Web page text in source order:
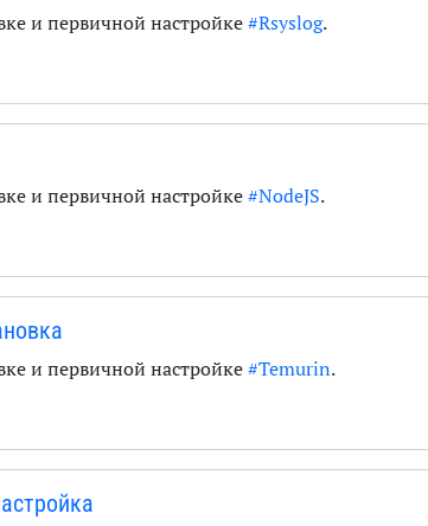
и первичной настройке#Rsyslog.
и первичной настройке#NodeJS.
и первичной настройке#Temurin.